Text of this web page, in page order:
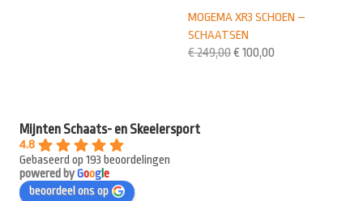
MOGEMA XR3 SCHOEN –
SCHAATSEN
€249,00€ 100,00
Mijnten Schaats- en Skeelersport
4.8
Gebaseerd op 193 beoordelingen
powered byGooge
beoordeel ons op